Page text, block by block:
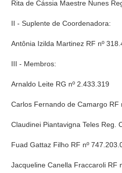
Rita de Cássia Maestre Nunes
II - Suplente de Coordenadora:
Antônia Izilda Martinez RF nº
III - Membros:
Arnaldo Leite RG nº 2.433.319
Carlos Fernando de Camargo RF
Claudinei Piantavigna Teles Reg.
Fuad Gattaz Filho RF nº
Jacqueline Canella Fraccaroli RF